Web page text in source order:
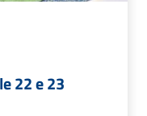
22 e 23